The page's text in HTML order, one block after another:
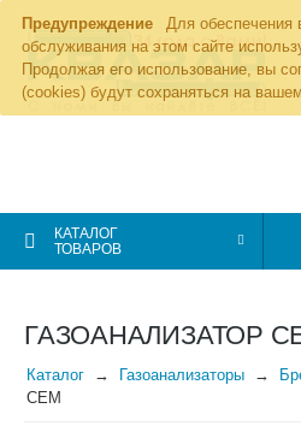
Предупреждение
Для обеспечения
обслуживания на этом сайте
Продолжая его использование, вы
(cookies) будут сохраняться на
КАТАЛОГ
ТОВАРОВ
ГАЗОАНАЛИЗАТОР
Каталог Газоанализаторы
CEM